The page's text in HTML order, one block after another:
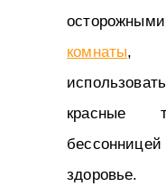
комнаты,
красные
здоровье.